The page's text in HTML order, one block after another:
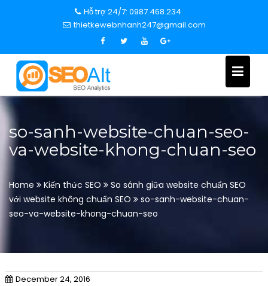
c
o
Hỗ trợ 24/7: 0987.468.234
thietkewebnhanh247@gmail.com
so-sanh-website-chuan-seo-
va-website-khong-chuan-seo
Home Kiến thức SEO
So sánh giữa website chuẩn SEO
với website không chuẩn SEO
so-sanh-website-chuan-
seo-va-website-khong-chuan-seo
December 24, 2016